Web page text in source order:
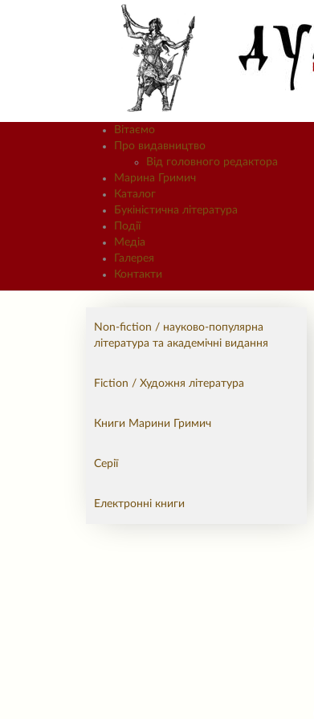
Вітаємо
Про видавництво
Від головного редактора
Марина Гримич
Каталог
Букіністична література
Події
Медіа
Галерея
Контакти
Non-fiction / науково-популярна
література та академічні видання
Fiction / Художня література
Книги Марини Гримич
Серії
Електронні книги